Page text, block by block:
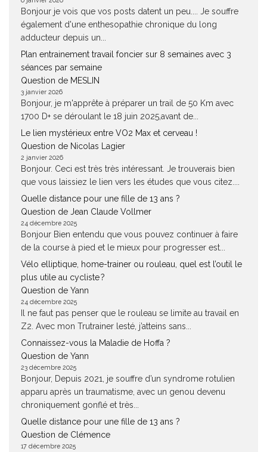
Bonjour je vois que vos posts datent un peu.... Je souffre
également d'une enthesopathie chronique du long
adducteur depuis un...
Plan entrainement travail foncier sur 8 semaines avec 3
séances par semaine
Question de MESLIN
3 janvier 2026
Bonjour, je m'apprête à préparer un trail de 50 Km avec
1700 D+ se déroulant le 18 juin 2025,avant de...
Le lien mystérieux entre VO2 Max et cerveau !
Question de Nicolas Lagier
2 janvier 2026
Bonjour. Ceci est très très intéressant. Je trouverais bien
que vous laissiez le lien vers les études que vous citez....
Quelle distance pour une fille de 13 ans ?
Question de Jean Claude Vollmer
24 décembre 2025
Bonjour Bien entendu que vous pouvez continuer à faire
de la course à pied et le mieux pour progresser est...
Vélo elliptique, home-trainer ou rouleau, quel est l’outil le
plus utile au cycliste ?
Question de Yann
24 décembre 2025
Il ne faut pas penser que le rouleau se limite au travail en
Z2. Avec mon Trutrainer lesté, j’atteins sans...
Connaissez-vous la Maladie de Hoffa ?
Question de Yann
23 décembre 2025
Bonjour, Depuis 2021, je souffre d’un syndrome rotulien
apparu après un traumatisme, avec un genou devenu
chroniquement gonflé et très...
Quelle distance pour une fille de 13 ans ?
Question de Clémence
17 décembre 2025